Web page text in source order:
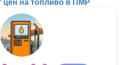
цен на топливо в ПМР